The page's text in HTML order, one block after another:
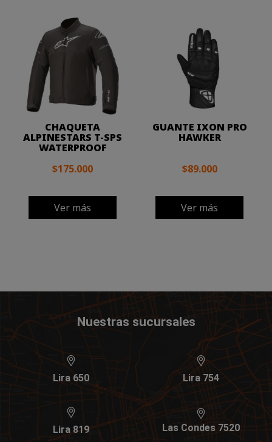
CHAQUETA
ALPINESTARS T-SPS
WATERPROOF
$175.000
Ver más
GUANTE IXON PRO
HAWKER
$89.000
Ver más
Nuestras sucursales
Lira 650 Lira 754
Lira 819 Las Condes 7520